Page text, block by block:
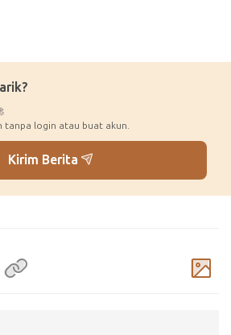
tanpa login atau buat akun.
Kirim Berita